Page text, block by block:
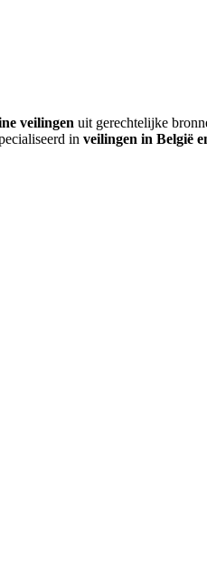
veilingen uit gerechtelijke
in veilingen in België